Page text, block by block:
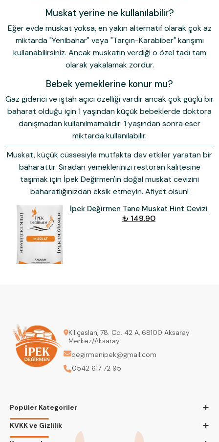
Muskat yerine ne kullanılabilir?
Eğer evde muskat yoksa, en yakın alternatif olarak çok az
miktarda "Yenibahar" veya "Tarçın-Karabiber" karışımı
kullanabilirsiniz. Ancak muskatın verdiği o özel tadı tam
olarak yakalamak zordur.
Bebek yemeklerine konur mu?
Gaz giderici ve iştah açıcı özelliği vardır ancak çok güçlü bir
baharat olduğu için 1 yaşından küçük bebeklerde doktora
danışmadan kullanılmamalıdır. 1 yaşından sonra eser
miktarda kullanılabilir.
Muskat, küçük cüssesiyle mutfakta dev etkiler yaratan bir
baharattır. Sıradan yemeklerinizi restoran kalitesine
taşımak için İpek Değirmen'in doğal muskat cevizini
baharatlığınızdan eksik etmeyin. Afiyet olsun!
İpek Değirmen Tane Muskat Hint Cevizi
₺ 149.90
Kılıçaslan, 78. Cd. 42 A, 68100 Aksaray
Merkez/Aksaray
degirmenipek@gmail.com
0542 617 72 95
Popüler Kategoriler +
KVKK ve Gizlilik +